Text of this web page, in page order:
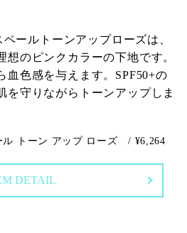
ールトーンアップローズは、
想のピンクカラーの下地です。
血色感を与えます。SPF50+の
を守りながらトーンアップしま
ル トーン アップ ローズ / ¥6,264
DETAIL